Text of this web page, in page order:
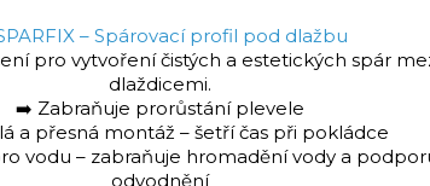
dilatační profil "DISTO"
– Spárovací profil pod dlažbu
pro vytvoření čistých a estetických spár
dlaždicemi.
➡️ Zabraňuje prorůstání plevele
a přesná montáž – šetří čas při pokládce
vodu – zabraňuje hromadění vody a
odvodnění